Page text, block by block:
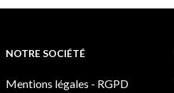
NOTRE SOCIÉTÉ
Mentions légales - RGPD